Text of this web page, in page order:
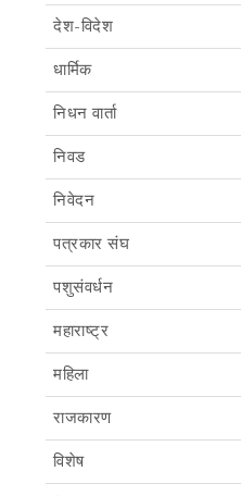
देश-विदेश
धार्मिक
निधन वार्ता
निवड
निवेदन
पत्रकार संघ
पशुसंवर्धन
महाराष्ट्र
महिला
राजकारण
विशेष